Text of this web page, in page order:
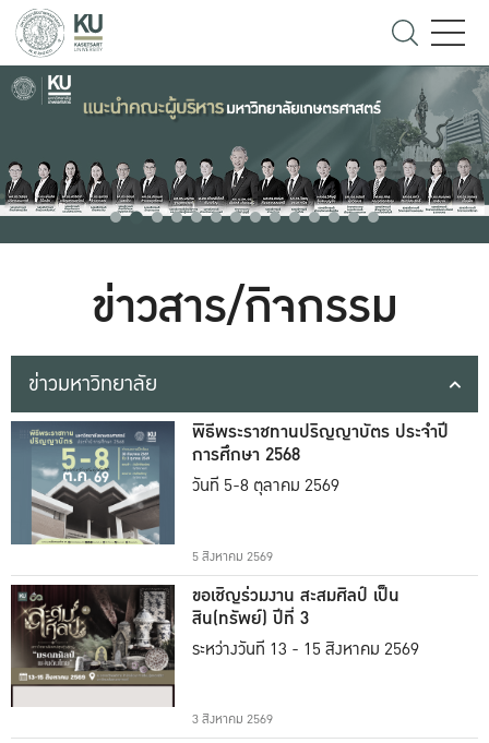
ข่าวสาร/กิจกรรม
ข่าวมหาวิทยาลัย
พิธีพระราชทานปริญญาบัตร ประจำปี
การศึกษา 2568
วันที่ 5-8 ตุลาคม 2569
5 สิงหาคม 2569
ขอเชิญร่วมงาน สะสมศิลป์ เป็น
สิน(ทรัพย์) ปีที่ 3
ระหว่างวันที่ 13 - 15 สิงหาคม 2569
3 สิงหาคม 2569